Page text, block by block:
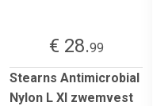
€ 28.99
Stearns Antimicrobial
Nylon L Xl zwemvest